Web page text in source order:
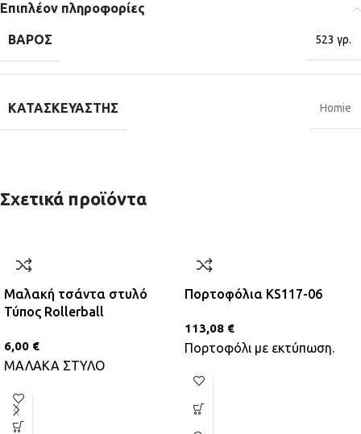
Επιπλέον πληροφορίες
ΒΆΡΟΣ 523 γρ.
ΚΑΤΑΣΚΕΥΑΣΤΉΣ Homie
Σχετικά προϊόντα
Μαλακή τσάντα στυλό
Τύπος Rollerball
6,00 €
ΜΑΛΑΚΑ ΣΤΥΛΟ
Πορτοφόλια KS117-06
113,08 €
Πορτοφόλι με εκτύπωση.